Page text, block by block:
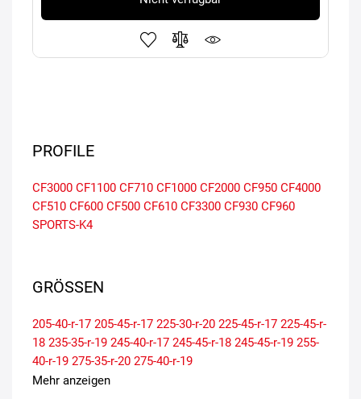
PROFILE
CF3000 CF1100 CF710 CF1000 CF2000 CF950 CF4000
CF510 CF600 CF500 CF610 CF3300 CF930 CF960
SPORTS-K4
GRÖSSEN
205-40-r-17 205-45-r-17 225-30-r-20 225-45-r-17 225-45-r-
18 235-35-r-19 245-40-r-17 245-45-r-18 245-45-r-19 255-
40-r-19 275-35-r-20 275-40-r-19
Mehr anzeigen